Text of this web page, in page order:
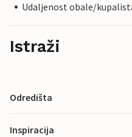
Udaljenost obale/
Istraži
Odredišta
Inspiracija